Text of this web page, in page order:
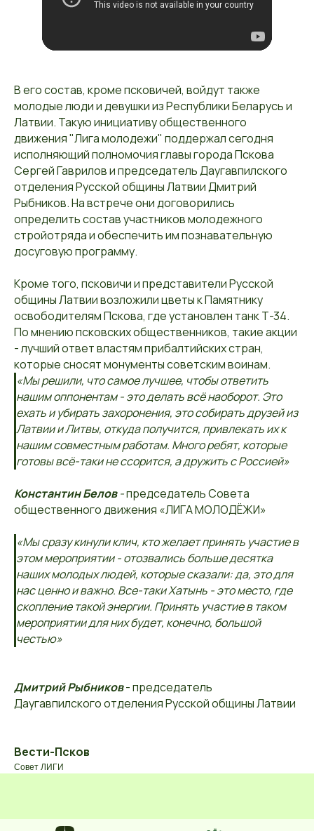
В его состав, кроме псковичей, войдут также
молодые люди и девушки из Республики Беларусь и
Латвии. Такую инициативу общественного
движения "Лига молодежи" поддержал сегодня
исполняющий полномочия главы города Пскова
Сергей Гаврилов и председатель Даугавпилского
отделения Русской общины Латвии Дмитрий
Рыбников. На встрече они договорились
определить состав участников молодежного
стройотряда и обеспечить им познавательную
досуговую программу.
Кроме того, псковичи и представители Русской
общины Латвии возложили цветы к Памятнику
освободителям Пскова, где установлен танк Т-34.
По мнению псковских общественников, такие акции
- лучший ответ властям прибалтийских стран,
которые сносят монументы советским воинам.
«Мы решили, что самое лучшее, чтобы ответить
нашим оппонентам - это делать всё наоборот. Это
ехать и убирать захоронения, это собирать друзей из
Латвии и Литвы, откуда получится, привлекать их к
нашим совместным работам. Много ребят, которые
готовы всё-таки не ссорится, а дружить с Россией»
Константин Белов-председатель Совета
общественного движения «ЛИГА МОЛОДЁЖИ»
«Мы сразу кинули клич, кто желает принять участие в
этом мероприятии - отозвались больше десятка
наших молодых людей, которые сказали: да, это для
нас ценно и важно. Все-таки Хатынь - это место, где
скопление такой энергии. Принять участие в таком
мероприятии для них будет, конечно, большой
честью»
Дмитрий Рыбников- председатель
Даугавпилского отделения Русской общины Латвии
Вести-Псков
Совет ЛИГИ